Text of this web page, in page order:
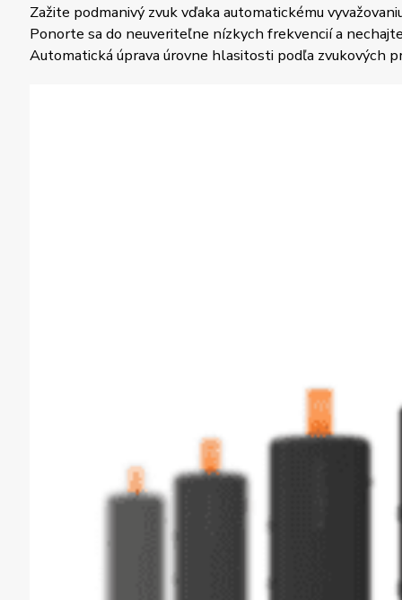
Zažite podmanivý zvuk vďaka automatickému
Ponorte sa do neuveriteľne nízkych frekvencií a
Automatická úprava úrovne hlasitosti podľa zvukových